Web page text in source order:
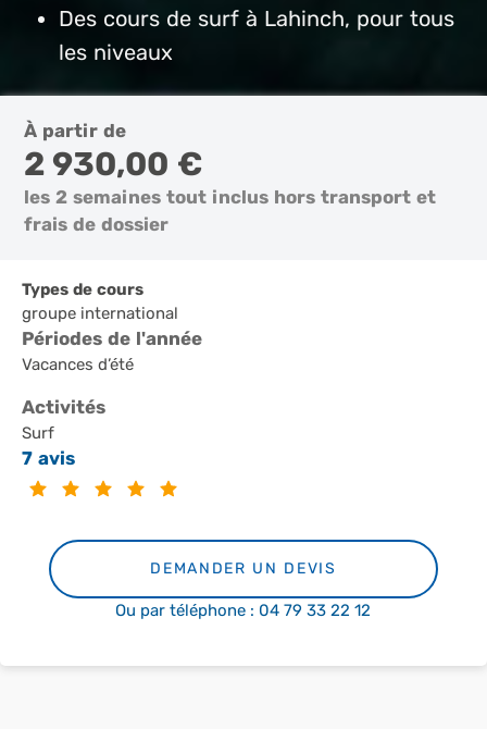
Des cours de surf à Lahinch, pour tous
les niveaux
À partir de
2 930,00 €
les 2 semaines tout inclus hors transport et
frais de dossier
Types de cours
groupe international
Périodes de l'année
Vacances d’été
Activités
Surf
7 avis
DEMANDER UN DEVIS
Ou par téléphone : 04 79 33 22 12